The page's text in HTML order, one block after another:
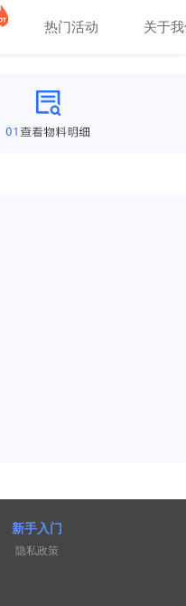
热门活动 关于
新手入门
隐私政策